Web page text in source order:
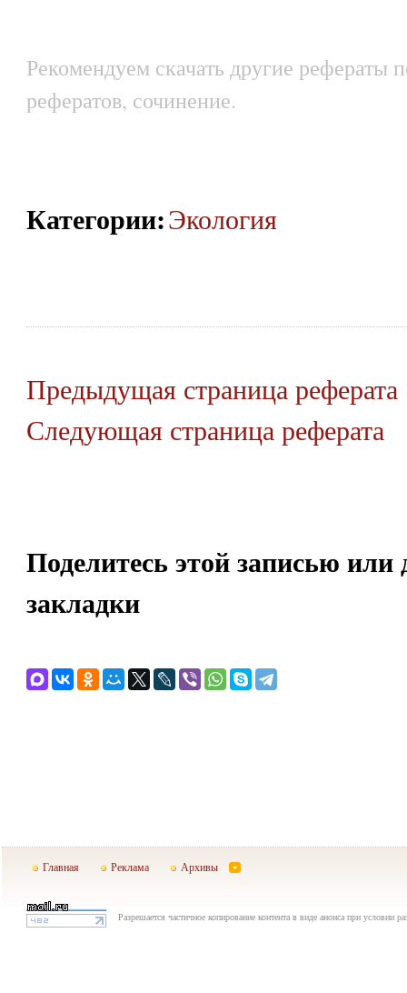
Рекомендуем скачать другие рефераты
рефератов, сочинение.
Категории:Экология
Предыдущая страница реферата
Следующая страница реферата
Поделитесь этой записью или
закладки
Главная Реклама Архивы
Разрешается частичное копирование контента в виде анонса при условии